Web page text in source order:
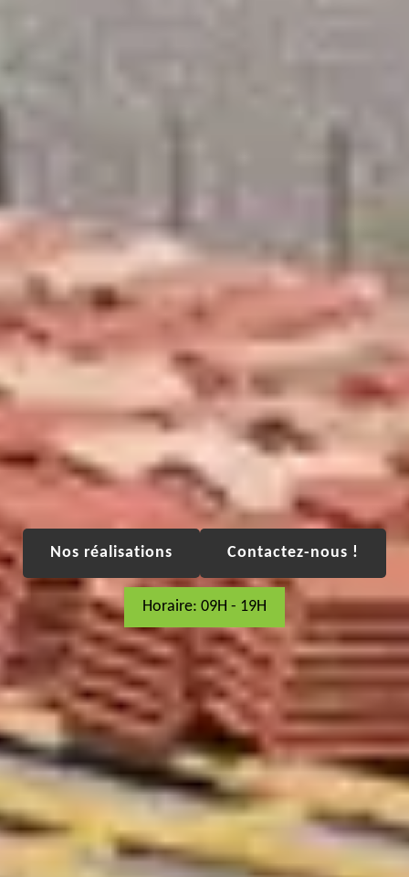
Nos réalisations Contactez-nous !
Horaire: 09H - 19H